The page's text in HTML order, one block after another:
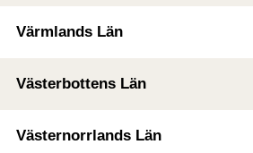
Värmlands Län
Västerbottens Län
Västernorrlands Län